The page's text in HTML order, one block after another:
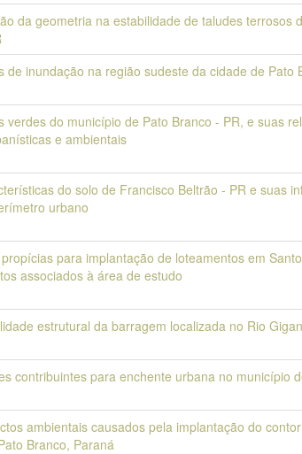
da geometria na estabilidade de taludes terrosos
de inundação na região sudeste da cidade de Pato
verdes do município de Pato Branco - PR, e suas
e ambientais
do solo de Francisco Beltrão - PR e suas
urbano
para implantação de loteamentos em
associados à área de estudo
estrutural da barragem localizada no Rio
contribuintes para enchente urbana no município
ambientais causados pela implantação do
Branco, Paraná